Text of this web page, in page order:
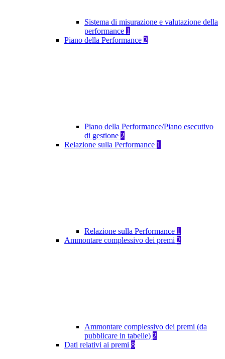
Sistema di misurazione e valutazione della
performance 1
Piano della Performance 2
Piano della Performance/Piano esecutivo
di gestione 2
Relazione sulla Performance 1
Relazione sulla Performance 1
Ammontare complessivo dei premi 2
Ammontare complessivo dei premi (da
pubblicare in tabelle) 2
Dati relativi ai premi 8